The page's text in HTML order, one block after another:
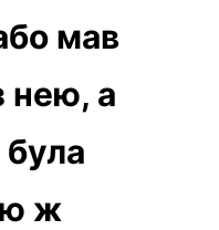
мав
нею, а
ж